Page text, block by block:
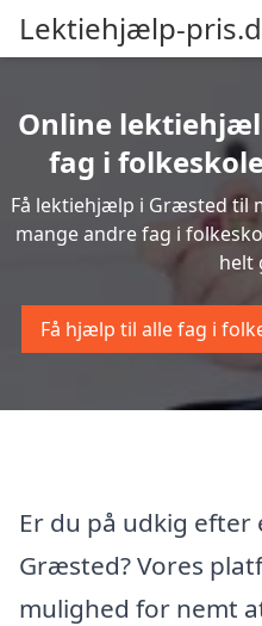
Lektiehjælp-
Online
fag i
Få lektiehjælp i Græsted til
mange andre fag i
helt
Få hjælp til alle fag i
Er du på udkig
Græsted? Vores
mulighed for nemt